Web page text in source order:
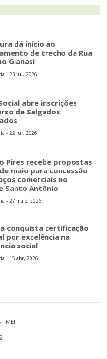
dá início ao
de trecho da Rua
Gianasi
- 23 jul, 2026
abre inscrições
de Salgados
- 22 jul, 2026
Pires recebe propostas
maio para concessão
comerciais no
Santo Antônio
- 27 maio, 2026
conquista certificação
por excelência na
social
- 15 abr, 2026
MEI